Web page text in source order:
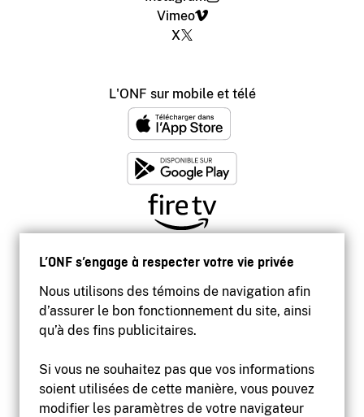
L’ONF s’engage à respecter votre vie privée
Nous utilisons des témoins de navigation afin
d’assurer le bon fonctionnement du site, ainsi
qu’à des fins publicitaires.
Si vous ne souhaitez pas que vos informations
soient utilisées de cette manière, vous pouvez
modifier les paramètres de votre navigateur
Vimeo
X
L'ONF sur mobile et télé
Accessibilité